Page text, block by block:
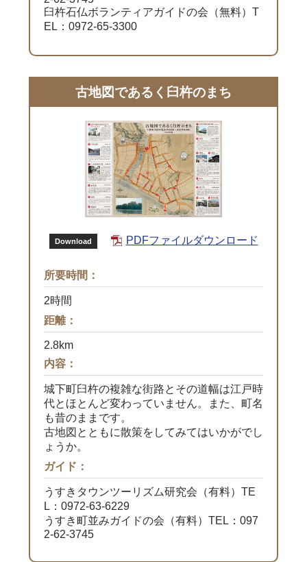
臼杵石仏ボランティアガイドの会（無料）T
EL：0972-65-3300
古地図であるく臼杵のまち
Download PDFファイルダウンロード
所要時間：
2時間
距離：
2.8km
内容：
城下町臼杵の複雑な街路とその道幅は江戸時
代とほとんど変わっていません。また、町名
も昔のままです。
古地図とともに散策をしてみてはいかがでし
ょうか。
ガイド：
うすきタウンツーリズム研究会（有料）TE
L：0972-63-6229
うすき町並みガイドの会（有料）TEL：097
2-62-3745